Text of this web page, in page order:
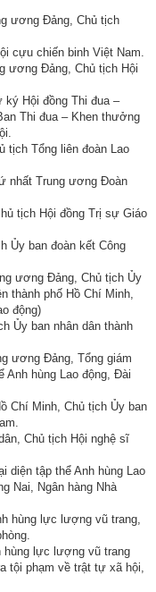
ương Đảng, Chủ tịch
cựu chiến binh Việt Nam.
ương Đảng, Chủ tịch Hội
Hội đồng Thi đua –
Thi đua – Khen thưởng
tịch Tổng liên đoàn Lao
nhất Trung ương Đoàn
tịch Hội đồng Trị sự Giáo
Ủy ban đoàn kết Công
ương Đảng, Chủ tịch Ủy
thành phố Hồ Chí Minh,
động)
Ủy ban nhân dân thành
ương Đảng, Tổng giám
Anh hùng Lao động, Đài
Chí Minh, Chủ tịch Ủy ban
Chủ tịch Hội nghệ sĩ
diện tập thể Anh hùng Lao
Nai, Ngân hàng Nhà
hùng lực lượng vũ trang,
hùng lực lượng vũ trang
tội phạm về trật tự xã hội,